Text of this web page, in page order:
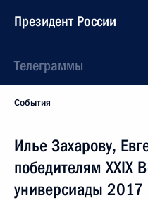
Президент России
Телеграммы
События
Илье Захарову,
победителям XXIX
универсиады 2017